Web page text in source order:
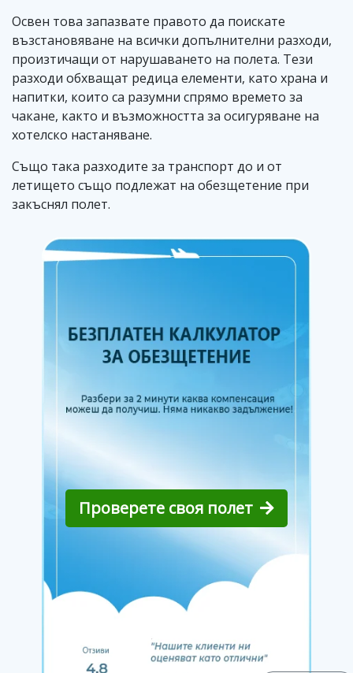
Освен това запазвате правото да поискате
възстановяване на всички допълнителни разходи,
произтичащи от нарушаването на полета. Тези
разходи обхващат редица елементи, като храна и
напитки, които са разумни спрямо времето за
чакане, както и възможността за осигуряване на
хотелско настаняване.
Също така разходите за транспорт до и от
летището също подлежат на обезщетение при
закъснял полет.
Проверете своя полет